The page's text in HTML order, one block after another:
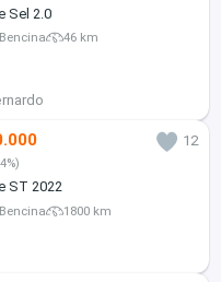
Sel 2.0
Bencina 46 km
12
ST 2022
Bencina 1800 km